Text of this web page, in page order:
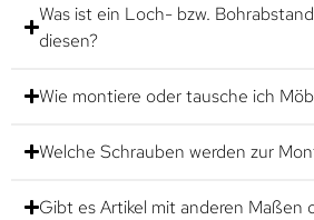
Was ist ein Loch- bzw.
diesen?
Wie montiere oder tausche ich
Welche Schrauben werden zur
Gibt es Artikel mit anderen Maßen